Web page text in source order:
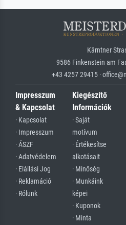
Kärntner
9586 Finkenstein am
+43 4257 29415 ·
Impresszum
& Kapcsolat
· Kapcsolat
· Impresszum
· ÁSZF
· Adatvédelem
· Elállási Jog
· Reklamáció
· Rólunk
Kiegészítő
Információk
· Saját
motívum
· Értékesítse
alkotásait
· Minőség
· Munkáink
képei
· Kuponok
· Minta